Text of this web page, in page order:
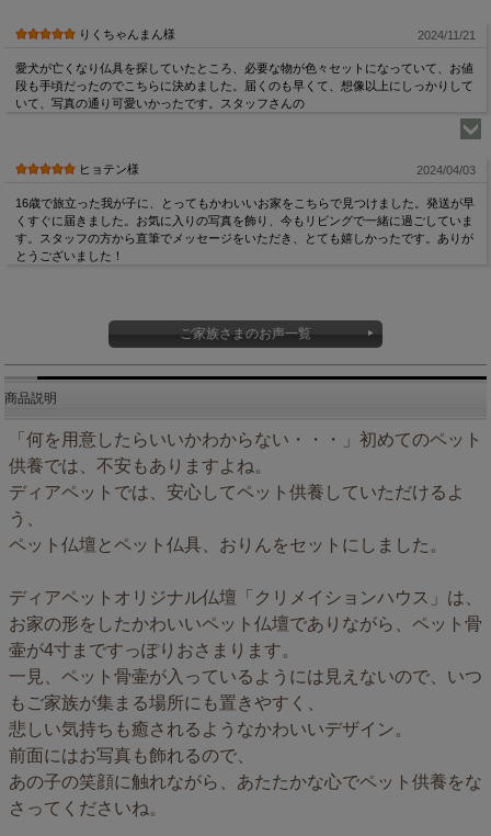
りくちゃんまん様 2024/11/21
愛犬が亡くなり仏具を探していたところ、必要な物が色々セットになっていて、お値
段も手頃だったのでこちらに決めました。届くのも早くて、想像以上にしっかりして
いて、写真の通り可愛いかったです。スタッフさんの
ヒョテン様 2024/04/03
16歳で旅立った我が子に、とってもかわいいお家をこちらで見つけました。発送が早
くすぐに届きました。お気に入りの写真を飾り、今もリビングで一緒に過ごしていま
す。スタッフの方から直筆でメッセージをいただき、とても嬉しかったです。ありが
とうございました！
ご家族さまのお声一覧
商品説明
「何を用意したらいいかわからない・・・」初めてのペット
供養では、不安もありますよね。
ディアペットでは、安心してペット供養していただけるよ
う、
ペット仏壇とペット仏具、おりんをセットにしました。
ディアペットオリジナル仏壇「クリメイションハウス」は、
お家の形をしたかわいいペット仏壇でありながら、ペット骨
壷が4寸まですっぽりおさまります。
一見、ペット骨壷が入っているようには見えないので、いつ
もご家族が集まる場所にも置きやすく、
悲しい気持ちも癒されるようなかわいいデザイン。
前面にはお写真も飾れるので、
あの子の笑顔に触れながら、あたたかな心でペット供養をな
さってくださいね。